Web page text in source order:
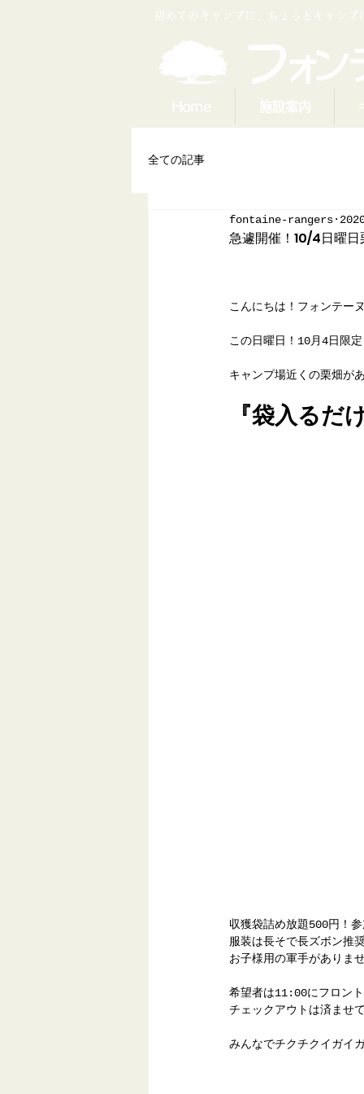
初めてのキャンプに、ちょっとキャン
Home 施設案内
全ての記事
急遽開催！10/4日曜
fontaine-rangers
こんにちは！フォンテー
この日曜日！10月4日限
キャンプ場近くの栗畑が
『袋入る
収獲袋詰め放題500円！
服装は長そで長ズボン推
お子様用の軍手がありま
希望者は11:00にフロン
チェックアウトは済ませ
みんなでチクチクイガイ